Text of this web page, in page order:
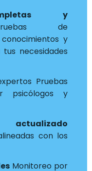
y
de
y
necesidades
Pruebas
psicólogos y
con los
Monitoreo por